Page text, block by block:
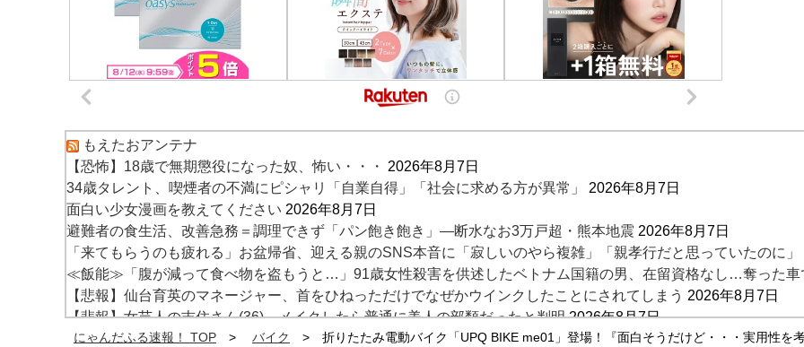
もえたおアンテナ
【恐怖】18歳で無期懲役になった奴、怖い・・・
2026年8月7日
34歳タレント、喫煙者の不満にピシャリ「自業自得」「社会に求める方が異常」
2026年8月7日
面白い少女漫画を教えてください 2026年8月7日
避難者の食生活、改善急務＝調理できず「パン飽き飽き」―断水なお3万戸超・熊本地震 2026年8月7日
「来てもらうのも疲れる」お盆帰省、迎える親のSNS本音に「寂しいのやら複雑」「親孝行だと思っていたのに」
≪飯能≫「腹が減って食べ物を盗もうと…」91歳女性殺害を供述したベトナム国籍の男、在留資格なし…奪った車
【悲報】仙台育英のマネージャー、首をひねっただけでなぜかウインクしたことにされてしまう 2026年8月7日
【悲報】女芸人の吉住さん(36)、メイクしたら普通に美人の部類だったと判明 2026年8月7日
【画像】JK10人とハメ撮り770本撮って逮捕されたイケおじ(54)ｗｗｗｗｗｗｗｗｗ
2026年8月7日
にゃんだふる速報！ TOP バイク 折りたたみ電動バイク「UPQ BIKE me01」登場！『面白そうだけど・・・実用性を